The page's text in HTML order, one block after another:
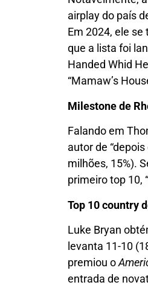
airplay do país
Em 2024, ele
que a lista foi
Handed Whid
“Mamaw’s
Milestone de
Falando em
autor de
milhões, 15%).
primeiro top 10,
Top 10 country
Luke Bryan
levanta 11-10
premiou o
entrada de